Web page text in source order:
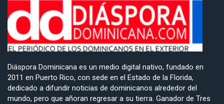
Diáspora Dominicana es un medio digital nativo, fundado en
2011 en Puerto Rico, con sede en el Estado de la Florida,
dedicado a difundir noticias de dominicanos alrededor del
mundo, pero que añoran regresar a su tierra. Ganador de Tres